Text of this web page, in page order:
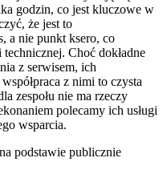
godzin, co jest kluczowe w
że jest to
a nie punkt ksero, co
Choć dokładne
z serwisem, ich
z nimi to czysta
zespołu nie ma rzeczy
polecamy ich usługi
wsparcia.
podstawie publicznie